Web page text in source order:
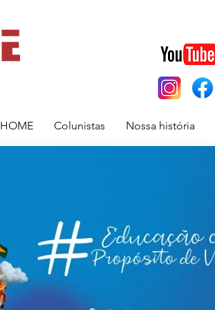
HOME Colunistas Nossa história